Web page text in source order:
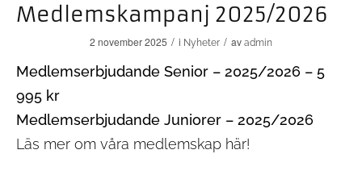
Medlemskampanj 2025/2026
2 november 2025 / i Nyheter / av admin
Medlemserbjudande Senior – 2025/2026 – 5
995 kr
Medlemserbjudande Juniorer – 2025/2026
Läs mer om våra medlemskap här!